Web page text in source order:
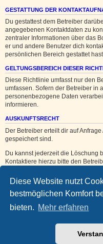
Diese Website nutzt
bestmöglichen Komfort
bieten. Mehr erfahren
GESTATTUNG DER
Du gestattest dem Betreiber
angegebenen Kontaktdaten zu
zentraler Informationen über das
er und andere Benutzer dich
persönlichen Bereich gestattet
GELTUNGSBEREICH DIESER
Diese Richtlinie umfasst nur den
umfassen. Sofern der Betreiber in
personenbezogene Daten
informieren.
AUSKUNFTSRECHT
Der Betreiber erteilt dir auf
gespeichert sind.
Du kannst jederzeit die Löschung
Kontaktiere hierzu bitte den
Zurück zur vorherigen Seite
Powered byphpBB®